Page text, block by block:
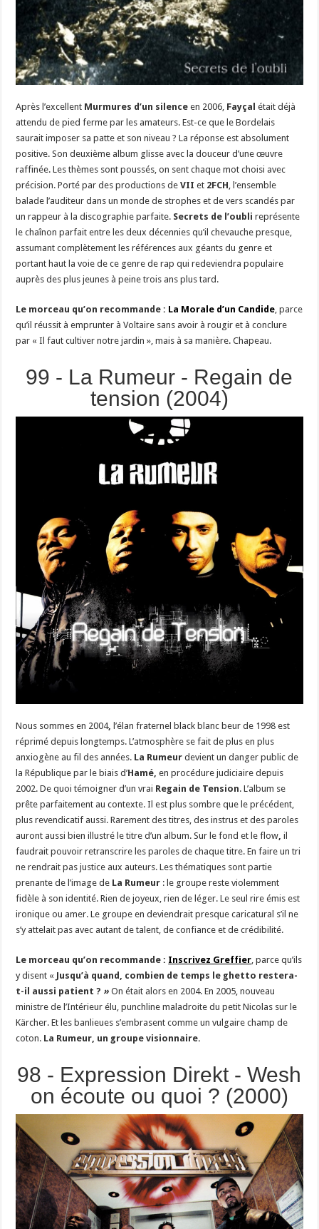
Après l’excellent Murmures d’un silenceen 2006, Fayçal était déjà
attendu de pied ferme par les amateurs. Est-ce que le Bordelais
saurait imposer sa patte et son niveau ? La réponse est absolument
positive. Son deuxième album glisse avec la douceur d’une œuvre
raffinée. Les thèmes sont poussés, on sent chaque mot choisi avec
précision. Porté par des productions deVII et 2FCH , l’ensemble
balade l’auditeur dans un monde de strophes et de vers scandés par
un rappeur à la discographie parfaite. Secrets de l’oubli représente
le chaînon parfait entre les deux décennies qu’il chevauche presque,
assumant complètement les références aux géants du genre et
portant haut la voie de ce genre de rap qui redeviendra populaire
auprès des plus jeunes à peine trois ans plus tard.
Le morceau qu’on recommande : La Morale d’un Candide , parce
qu’il réussit à emprunter à Voltaire sans avoir à rougir et à conclure
par « Il faut cultiver notre jardin », mais à sa manière. Chapeau.
99 - La Rumeur - Regain de
tension (2004)
Nous sommes en 2004, l’élan fraternel black blanc beur de 1998 est
réprimé depuis longtemps. L’atmosphère se fait de plus en plus
anxiogène au fil des années. La Rumeur devient un danger public de
la République par le biais d’Hamé, en procédure judiciaire depuis
2002. De quoi témoigner d’un vrai Regain de Tension. L’album se
prête parfaitement au contexte. Il est plus sombre que le précédent,
plus revendicatif aussi. Rarement des titres, des instrus et des paroles
auront aussi bien illustré le titre d’un album. Sur le fond et le flow, il
faudrait pouvoir retranscrire les paroles de chaque titre. En faire un tri
ne rendrait pas justice aux auteurs. Les thématiques sont partie
prenante de l’image de La Rumeur : le groupe reste violemment
fidèle à son identité. Rien de joyeux, rien de léger. Le seul rire émis est
ironique ou amer. Le groupe en deviendrait presque caricatural s’il ne
s’y attelait pas avec autant de talent, de confiance et de crédibilité.
Le morceau qu’on recommande : Inscrivez Greffier, parce qu’ils
y disent « Jusqu’à quand, combien de temps le ghetto restera-
t-il aussi patient ? »On était alors en 2004. En 2005, nouveau
ministre de l’Intérieur élu, punchline maladroite du petit Nicolas sur le
Kärcher. Et les banlieues s’embrasent comme un vulgaire champ de
coton. La Rumeur, un groupe visionnaire.
98 - Expression Direkt - Wesh
on écoute ou quoi ? (2000)